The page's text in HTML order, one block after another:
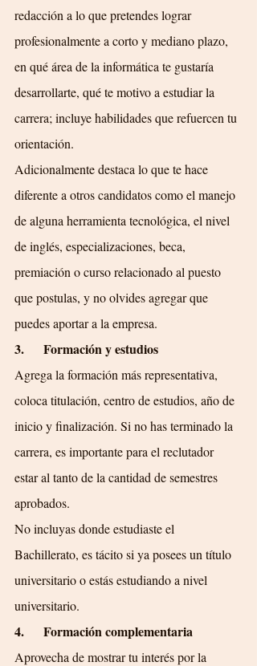
redacción a lo que pretendes lograr
profesionalmente a corto y mediano plazo,
en qué área de la informática te gustaría
desarrollarte, qué te motivo a estudiar la
carrera; incluye habilidades que refuercen tu
orientación.
Adicionalmente destaca lo que te hace
diferente a otros candidatos como el manejo
de alguna herramienta tecnológica, el nivel
de inglés, especializaciones, beca,
premiación o curso relacionado al puesto
que postulas, y no olvides agregar que
puedes aportar a la empresa.
3.      Formación y estudios
Agrega la formación más representativa,
coloca titulación, centro de estudios, año de
inicio y finalización. Si no has terminado la
carrera, es importante para el reclutador
estar al tanto de la cantidad de semestres
aprobados.
No incluyas donde estudiaste el
Bachillerato, es tácito si ya posees un título
universitario o estás estudiando a nivel
universitario.
4.      Formación complementaria
Aprovecha de mostrar tu interés por la